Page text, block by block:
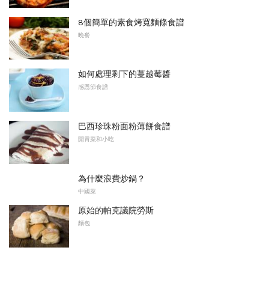
8個簡單的素食烤寬麵條食譜
晚餐
如何處理剩下的蔓越莓醬
感恩節食譜
巴西珍珠粉面粉薄餅食譜
開胃菜和小吃
為什麼浪費炒鍋？
中國菜
原始的帕克議院勞斯
麵包